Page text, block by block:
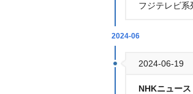
フジテレビ
2024-06
2024-06-19
NHKニュー